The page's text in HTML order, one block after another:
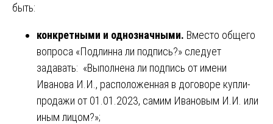
быть:
конкретными и однозначными. Вместо общего
вопроса «Подлинна ли подпись?» следует
задавать: «Выполнена ли подпись от имени
Иванова И.И., расположенная в договоре купли-
продажи от 01.01.2023, самим Ивановым И.И. или
иным лицом?»;